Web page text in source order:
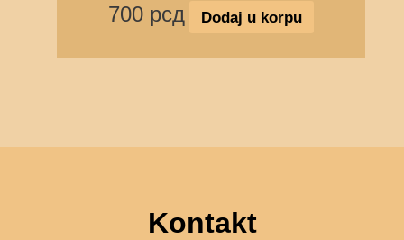
700 рсд Dodaj u korpu
Kontakt